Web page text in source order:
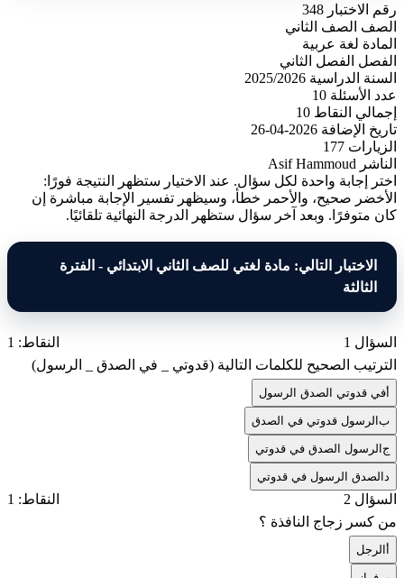
رقم الاختبار 348
الصف
الصف الثاني
المادة لغة عربية
الفصل
الفصل الثاني
السنة الدراسية 2025/2026
عدد الأسئلة 10
إجمالي النقاط 10
تاريخ الإضافة 2026-04-26
الزيارات 177
الناشر Asif Hammoud
اختر إجابة واحدة لكل سؤال. عند الاختيار ستظهر النتيجة فورًا:
الأخضر صحيح، والأحمر خطأ، وسيظهر تفسير الإجابة مباشرة إن
كان متوفرًا. وبعد آخر سؤال ستظهر الدرجة النهائية تلقائيًا.
الاختبار التالي: مادة لغتي للصف الثاني الابتدائي - الفترة
الثالثة
السؤال 1
النقاط: 1
الترتيب الصحيح للكلمات التالية (قدوتي _ في الصدق _ الرسول)
في قدوتي الصدق الرسول
بالرسول قدوتي في الصدق
جالرسول الصدق في قدوتي
الصدق الرسول في قدوتي
السؤال 2
النقاط: 1
من كسر زجاج النافذة ؟
الرجل